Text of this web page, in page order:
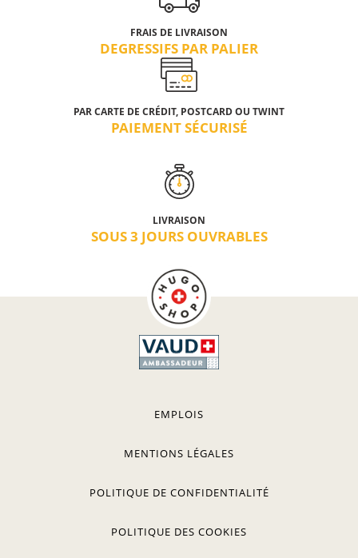
FRAIS DE LIVRAISON
DEGRESSIFS PAR PALIER
PAR CARTE DE CRÉDIT, POSTCARD OU TWINT
PAIEMENT SÉCURISÉ
LIVRAISON
SOUS 3 JOURS OUVRABLES
EMPLOIS
MENTIONS LÉGALES
POLITIQUE DE CONFIDENTIALITÉ
POLITIQUE DES COOKIES